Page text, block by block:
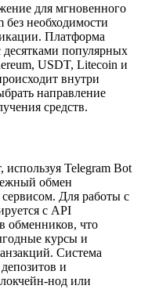
для мгновенного
необходимости
Платформа
популярных
USDT, Litecoin и
внутри
направление
средств.
используя Telegram Bot
обмен
Для работы с
с API
обменников, что
курсы и
Система
и
нод или